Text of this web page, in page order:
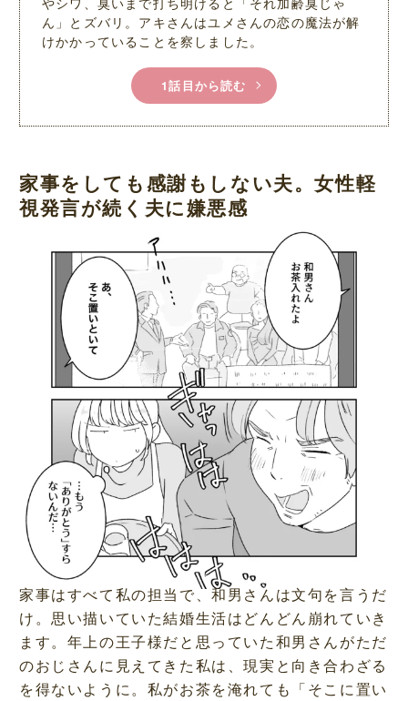
ん」とズバリ。アキさんはユメさんの恋の魔法が解
けかかっていることを察しました。
1話目から読む
家事をしても感謝もしない夫。女性軽
視発言が続く夫に嫌悪感
家事はすべて私の担当で、和男さんは文句を言うだ
け。思い描いていた結婚生活はどんどん崩れていき
ます。年上の王子様だと思っていた和男さんがただ
のおじさんに見えてきた私は、現実と向き合わざる
を得ないように。私がお茶を淹れても「そこに置い